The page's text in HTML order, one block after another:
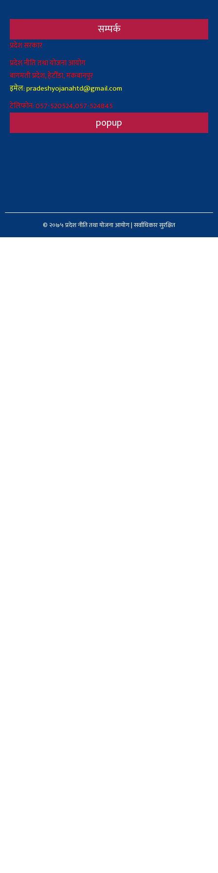
सम्पर्क
Body
प्रदेश सरकार
प्रदेश नीति तथा योजना आयोग
बागमती प्रदेश, हेटौँडा, मकवानपुर
इमेल: pradeshyojanahtd@gmail.com
टेलिफोन: 057-520524,057-524845
popup
© २०७५ प्रदेश नीति तथा योजना आयोग | सर्वाधिकार सुरक्षित